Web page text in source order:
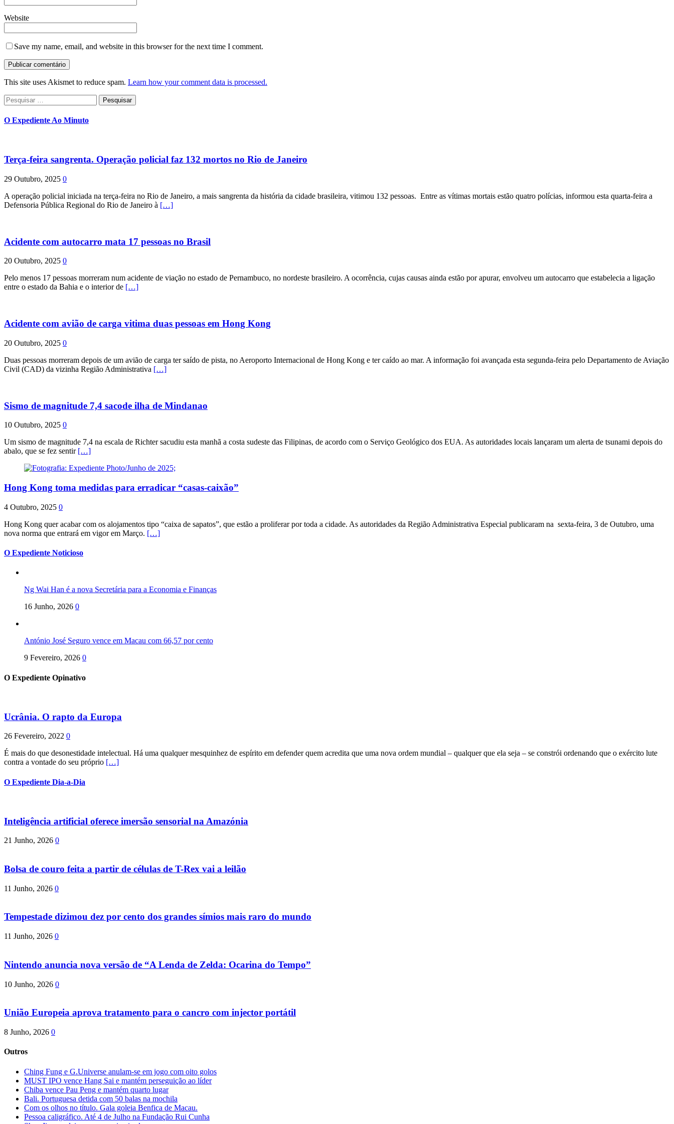
Website
Save my name, email, and website in this browser for the next time I comment.
This site uses Akismet to reduce spam. Learn how your comment data is processed.
Pesquisar
por:
O Expediente Ao Minuto
Terça-feira sangrenta. Operação policial faz 132 mortos no Rio de Janeiro
29 Outubro, 2025 0
A operação policial iniciada na terça-feira no Rio de Janeiro, a mais sangrenta da história da cidade brasileira, vitimou 132 pessoas. Entre as vítimas mortais estão quatro polícias, informou esta quarta-feira a
Defensoria Pública Regional do Rio de Janeiro à […]
Acidente com autocarro mata 17 pessoas no Brasil
20 Outubro, 2025 0
Pelo menos 17 pessoas morreram num acidente de viação no estado de Pernambuco, no nordeste brasileiro. A ocorrência, cujas causas ainda estão por apurar, envolveu um autocarro que estabelecia a ligação
entre o estado da Bahia e o interior de […]
Acidente com avião de carga vitima duas pessoas em Hong Kong
20 Outubro, 2025 0
Duas pessoas morreram depois de um avião de carga ter saído de pista, no Aeroporto Internacional de Hong Kong e ter caído ao mar. A informação foi avançada esta segunda-feira pelo Departamento de Aviação
Civil (CAD) da vizinha Região Administrativa […]
Sismo de magnitude 7,4 sacode ilha de Mindanao
10 Outubro, 2025 0
Um sismo de magnitude 7,4 na escala de Richter sacudiu esta manhã a costa sudeste das Filipinas, de acordo com o Serviço Geológico dos EUA. As autoridades locais lançaram um alerta de tsunami depois do
abalo, que se fez sentir […]
Hong Kong toma medidas para erradicar “casas-caixão”
4 Outubro, 2025 0
Hong Kong quer acabar com os alojamentos tipo “caixa de sapatos”, que estão a proliferar por toda a cidade. As autoridades da Região Administrativa Especial publicaram na sexta-feira, 3 de Outubro, uma
nova norma que entrará em vigor em Março. […]
O Expediente Noticioso
Ng Wai Han é a nova Secretária para a Economia e Finanças
16 Junho, 2026 0
António José Seguro vence em Macau com 66,57 por cento
9 Fevereiro, 2026 0
O Expediente Opinativo
Ucrânia. O rapto da Europa
26 Fevereiro, 2022 0
É mais do que desonestidade intelectual. Há uma qualquer mesquinhez de espírito em defender quem acredita que uma nova ordem mundial – qualquer que ela seja – se constrói ordenando que o exército lute
contra a vontade do seu próprio […]
O Expediente Dia-a-Dia
Inteligência artificial oferece imersão sensorial na Amazónia
21 Junho, 2026 0
Bolsa de couro feita a partir de células de T-Rex vai a leilão
11 Junho, 2026 0
Tempestade dizimou dez por cento dos grandes símios mais raro do mundo
11 Junho, 2026 0
Nintendo anuncia nova versão de “A Lenda de Zelda: Ocarina do Tempo”
10 Junho, 2026 0
União Europeia aprova tratamento para o cancro com injector portátil
8 Junho, 2026 0
Outros
Ching Fung e G.Universe anulam-se em jogo com oito golos
MUST IPO vence Hang Sai e mantém perseguição ao líder
Chiba vence Pau Peng e mantém quarto lugar
Bali. Portuguesa detida com 50 balas na mochila
Com os olhos no título. Gala goleia Benfica de Macau.
Pessoa caligráfico. Até 4 de Julho na Fundação Rui Cunha